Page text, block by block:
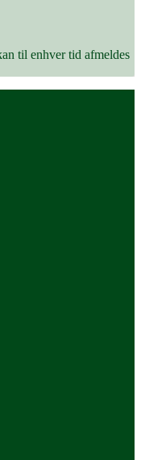
til enhver tid afmeldes